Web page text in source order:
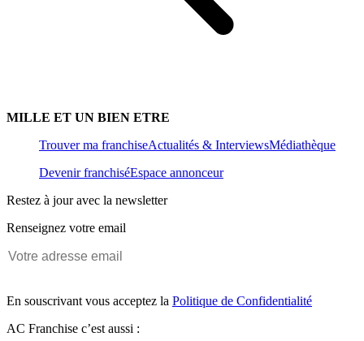
MILLE ET UN BIEN ETRE
Trouver ma franchiseActualités & InterviewsMédiathèque
Devenir franchiséEspace annonceur
Restez à jour avec la newsletter
Renseignez votre email
En souscrivant vous acceptez la Politique de Confidentialité
AC Franchise c’est aussi :